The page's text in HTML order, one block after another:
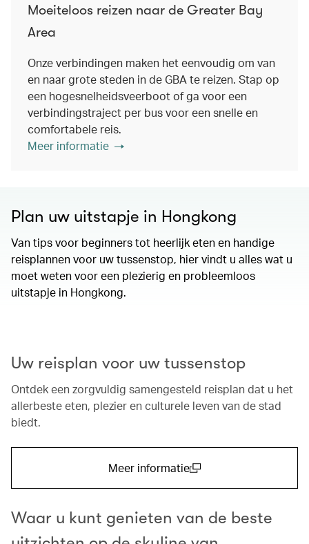
Moeiteloos reizen naar de Greater Bay
Area
Onze verbindingen maken het eenvoudig om van
en naar grote steden in de GBA te reizen. Stap op
een hogesnelheidsveerboot of ga voor een
verbindingstraject per bus voor een snelle en
comfortabele reis.
Meer informatie
Plan uw uitstapje in Hongkong
Van tips voor beginners tot heerlijk eten en handige
reisplannen voor uw tussenstop, hier vindt u alles wat u
moet weten voor een plezierig en probleemloos
uitstapje in Hongkong.
Uw reisplan voor uw tussenstop
Ontdek een zorgvuldig samengesteld reisplan dat u het
allerbeste eten, plezier en culturele leven van de stad
biedt.
Meer informatie
Waar u kunt genieten van de beste